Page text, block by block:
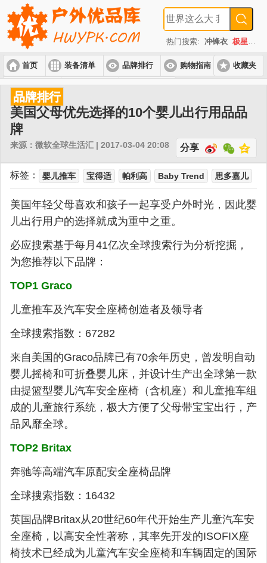
热门搜索: 冲锋衣 极星
首页 装备清单 品牌排行 购物指南
入门套装 进阶套装 高端套装
收藏夹
品牌排行
美国父母优先选择的10个婴儿出行用品品
牌
分享
来源：微软全球生活汇 | 2017-03-04 20:08
标签： 婴儿推车 宝得适 帕利高 Baby Trend 思多嘉儿
美国年轻父母喜欢和孩子一起享受户外时光，因此婴
儿出行用户的选择就成为重中之重。
必应搜索基于每月41亿次全球搜索行为分析挖掘，
为您推荐以下品牌：
TOP1 Graco
儿童推车及汽车安全座椅创造者及领导者
全球搜索指数：67282
来自美国的Graco品牌已有70余年历史，曾发明自动
婴儿摇椅和可折叠婴儿床，并设计生产出全球第一款
由提篮型婴儿汽车安全座椅（含机座）和儿童推车组
成的儿童旅行系统，极大方便了父母带宝宝出行，产
品风靡全球。
TOP2 Britax
奔驰等高端汽车原配安全座椅品牌
全球搜索指数：16432
英国品牌Britax从20世纪60年代开始生产儿童汽车安
全座椅，以高安全性著称，其率先开发的ISOFIX座
椅技术已经成为儿童汽车安全座椅和车辆固定的国际